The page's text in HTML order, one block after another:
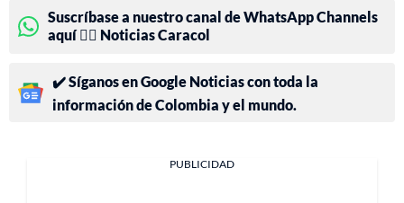
Suscríbase a nuestro canal de WhatsApp Channels
aquí 👉🏻 Noticias Caracol
✔️ Síganos en Google Noticias con toda la
información de Colombia y el mundo.
PUBLICIDAD